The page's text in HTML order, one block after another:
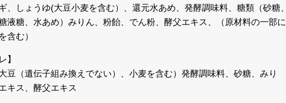
、しょうゆ(大豆小麦を含む）、還元水あめ、発酵調味料、糖類（砂糖、
液糖、水あめ）みりん、粉飴、でん粉、酵父エキス、（原材料の一部に
含む）
】
豆（遺伝子組み換えでない）、小麦を含む）発酵調味料、砂糖、みり
キス、酵父エキス